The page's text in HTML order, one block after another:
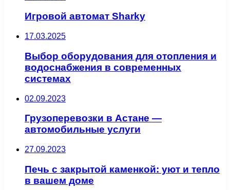
Игровой автомат Sharky
17.03.2025
Выбор оборудования для отопления и
водоснабжения в современных
системах
02.09.2023
Грузоперевозки в Астане ―
автомобильные услуги
27.09.2023
Печь с закрытой каменкой: уют и тепло
в вашем доме